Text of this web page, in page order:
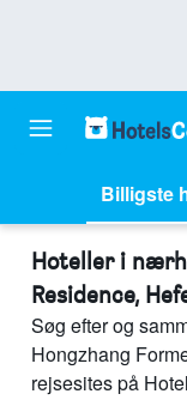
Billigste
Hoteller i
Residence,
Søg efter og
Hongzhang
rejsesites på